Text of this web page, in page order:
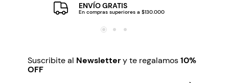
ENVÍO GRATIS
En compras superiores a $130.000
Suscribite al Newslettery te regalamos10%
OFF